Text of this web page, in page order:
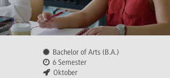
Bachelor of Arts (B.A.)
6 Semester
Oktober